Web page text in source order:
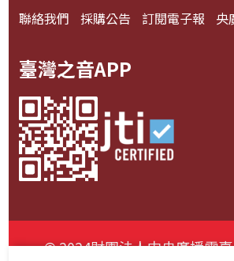
聯絡我們 採購公告 訂閱電子報 央
臺灣之音APP
© 2024財團法人中央廣播電